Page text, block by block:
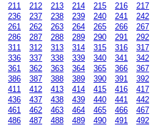
211 212 213 214 215 216 217
236 237 238 239 240 241 242
261 262 263 264 265 266 267
286 287 288 289 290 291 292
311 312 313 314 315 316 317
336 337 338 339 340 341 342
361 362 363 364 365 366 367
386 387 388 389 390 391 392
411 412 413 414 415 416 417
436 437 438 439 440 441 442
461 462 463 464 465 466 467
486 487 488 489 490 491 492